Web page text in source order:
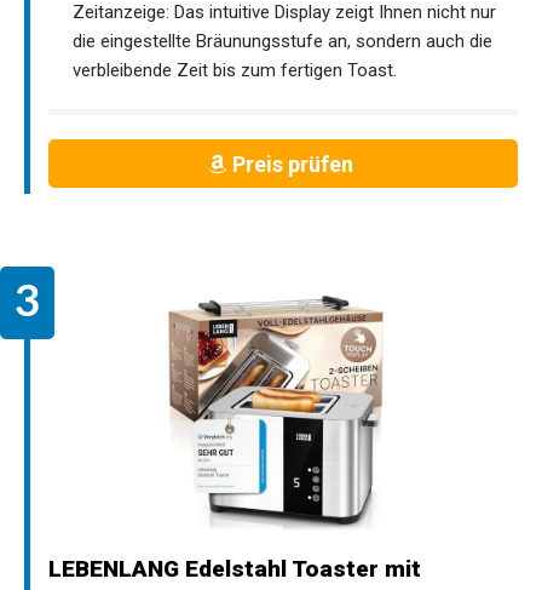
Zeitanzeige: Das intuitive Display zeigt Ihnen nicht nur
die eingestellte Bräunungsstufe an, sondern auch die
verbleibende Zeit bis zum fertigen Toast.
Preis prüfen
LEBENLANG Edelstahl Toaster mit